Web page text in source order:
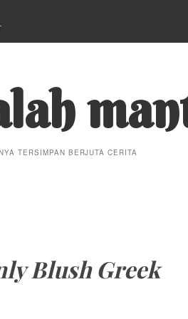
TERSIMPAN BERJUTA CERITA
Blush Greek